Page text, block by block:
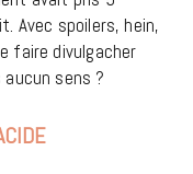
Avec spoilers, hein,
faire divulgacher
sens ?